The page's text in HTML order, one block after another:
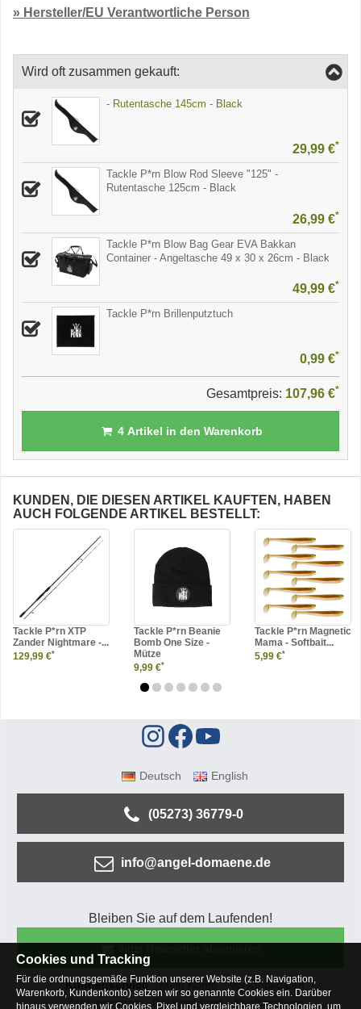
» Hersteller/EU Verantwortliche Person
Wird oft zusammen gekauft:
- Rutentasche 145cm - Black
29,99 €*
Tackle P*rn Blow Rod Sleeve "125" -
Rutentasche 125cm - Black
26,99 €*
Tackle P*rn Blow Bag Gear EVA Bakkan
Container - Angeltasche 49 x 30 x 26cm - Black
49,99 €*
Tackle P*rn Brillenputztuch
0,99 €*
Gesamtpreis: 107,96 €*
4Artikel in den Warenkorb
KUNDEN, DIE DIESEN ARTIKEL KAUFTEN, HABEN
AUCH FOLGENDE ARTIKEL BESTELLT:
Tackle P*rn XTP
Zander Nightmare -...
129,99 €*
Tackle P*rn Beanie
Bomb One Size -
Mütze
9,99 €*
Tackle P*rn Magnetic
Mama - Softbait...
5,99 €*
Deutsch English
(05273) 36779-0
info@angel-domaene.de
Bleiben Sie auf dem Laufenden!
Kundenservice Mein Konto
Versandkosten
Zahlungsarten
Rücksendung Kaufberatung
Cookies und Tracking
Für die ordnungsgemäße Funktion unserer Website (z.B. Navigation,
Warenkorb, Kundenkonto) setzen wir so genannte Cookies ein. Darüber
hinaus verwenden wir Cookies, Pixel und vergleichbare Technologien, um